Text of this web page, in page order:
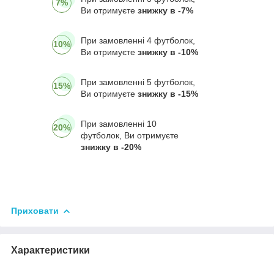
7%
Ви отримуєте знижку в -7%
10%
При замовленні 4 футболок,
Ви отримуєте знижку в -10%
15%
При замовленні 5 футболок,
Ви отримуєте знижку в -15%
20%
При замовленні 10
футболок, Ви отримуєте
знижку в -20%
Приховати
Характеристики